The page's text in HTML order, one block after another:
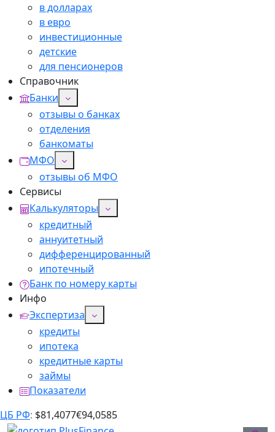
в долларах
в евро
инвестиционные
детские
для пенсионеров
Справочник
Банки
отзывы о банках
отделения
банкоматы
МФО
отзывы об МФО
Сервисы
Калькуляторы
кредитный
аннуитетный
дифференцированный
ипотечный
Банк по номеру карты
Инфо
Экспертиза
кредиты
ипотека
кредитные карты
займы
Показатели
ЦБ РФ: $81,4077€94,0585